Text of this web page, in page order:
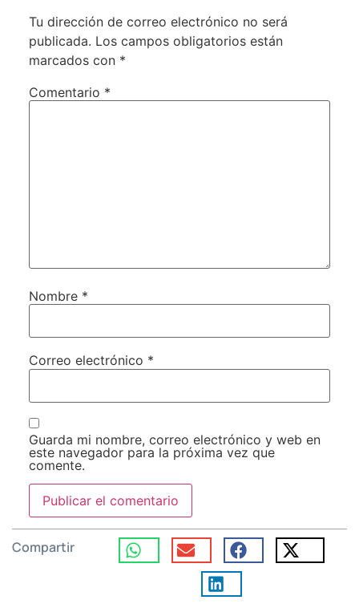
Tu dirección de correo electrónico no será
publicada. Los campos obligatorios están
marcados con *
Comentario *
Nombre *
Correo electrónico *
Guarda mi nombre, correo electrónico y web en
este navegador para la próxima vez que
comente.
Compartir